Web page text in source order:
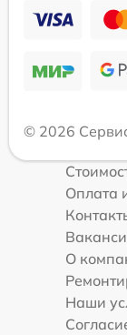
© 2026
Оплата
О
Наши